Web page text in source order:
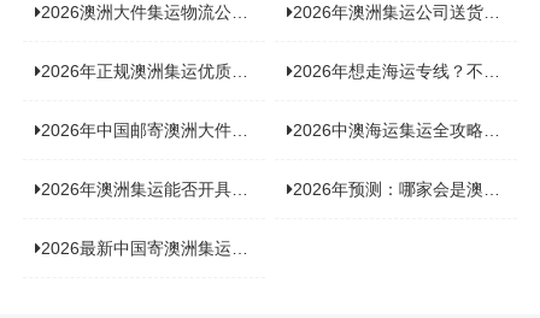
2026澳洲大件集运物流公司全景分析：市场趋势、选型逻辑与品牌适配 2026年澳洲集运公司送货上门服务哪家好：靠谱品牌选型指南
2026年正规澳洲集运优质供应商盘点：价格透明，无套路不踩坑 2026年想走海运专线？不容错过的达尔文集运海运专线推荐！
2026年中国邮寄澳洲大件运输新趋势，究竟藏着哪些惊喜？ 2026中澳海运集运全攻略，拼箱 / 整柜怎么选？价格、时效、避坑指南
2026年澳洲集运能否开具增值税发票？你关心的答案来了！ 2026年预测：哪家会是澳洲集运里差评最多的“众矢之的”？
2026最新中国寄澳洲集运公司排名：哪家寄家具最可靠且性价比高？